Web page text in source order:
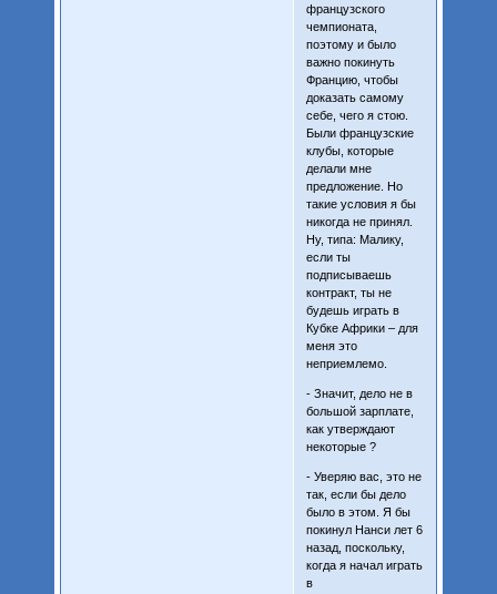
французского
чемпионата,
поэтому и было
важно покинуть
Францию, чтобы
доказать самому
себе, чего я стою.
Были французские
клубы, которые
делали мне
предложение. Но
такие условия я бы
никогда не принял.
Ну, типа: Малику,
если ты
подписываешь
контракт, ты не
будешь играть в
Кубке Африки – для
меня это
неприемлемо.
- Значит, дело не в
большой зарплате,
как утверждают
некоторые ?
- Уверяю вас, это не
так, если бы дело
было в этом. Я бы
покинул Нанси лет 6
назад, поскольку,
когда я начал играть
в